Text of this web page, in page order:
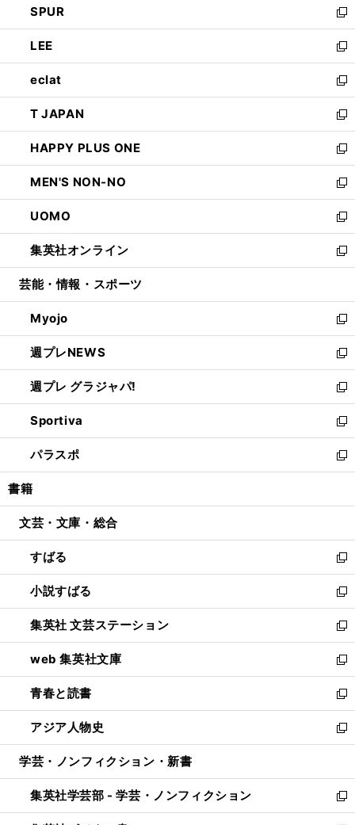
で
開
く
ド
ウ
で
開
く
ィ
ン
ド
ウ
で
開
く
い
ウ
ィ
ン
ド
ウ
で
開
く
SPUR
新
し
い
ウ
ィ
ン
ド
ウ
で
開
く
LEE
新
し
い
ウ
ィ
ン
ド
ウ
で
開
く
eclat
新
し
い
ウ
ィ
ン
ド
ウ
で
開
く
T JAPAN
新
し
い
ウ
ィ
ン
ド
ウ
で
開
HAPPY PLUS ONE
新
し
い
ウ
ィ
ン
ド
ウ
開
く
MEN'S NON-NO
新
し
い
ウ
ィ
ン
ウ
で
開
く
UOMO
新
し
い
ウ
ン
ド
ウ
で
開
く
集英社オンライン
新
し
ウ
ィ
ン
ド
ウ
で
開
く
芸能・情報・スポーツ
Myojo
新
し
い
ウ
ィ
ン
ド
ウ
で
開
週プレNEWS
新
し
い
ウ
ィ
ン
ド
ウ
開
週プレ グラジャパ!
新
し
い
ウ
ィ
ン
ウ
開
く
Sportiva
新
し
い
ウ
ン
ウ
で
開
く
パラスポ
新
し
ウ
ン
ド
ウ
で
開
く
書籍
文芸・文庫・総合
すばる
新
し
い
ウ
ィ
ン
ド
ウ
で
開
く
小説すばる
新
し
い
ウ
ィ
ン
ド
ウ
で
開
集英社 文芸ステーション
新
し
い
ウ
ィ
ン
ド
ウ
開
く
web 集英社文庫
新
し
い
ウ
ィ
ン
ウ
で
開
青春と読書
新
し
い
ウ
ン
ド
ウ
アジア人物史
新
し
ウ
ィ
ン
学芸・ノンフィクション・新書
集英社学芸部 - 学芸・ノンフィクション
新
し